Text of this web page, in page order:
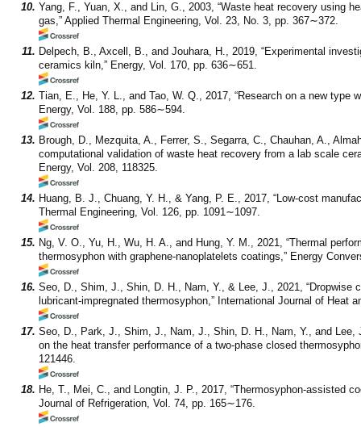
10. Yang, F., Yuan, X., and Lin, G., 2003, “Waste heat recovery using
gas,” Applied Thermal Engineering, Vol. 23, No. 3, pp. 367∼372.
11. Delpech, B., Axcell, B., and Jouhara, H., 2019, “Experimental
ceramics kiln,” Energy, Vol. 170, pp. 636∼651.
12. Tian, E., He, Y. L., and Tao, W. Q., 2017, “Research on a new type
Energy, Vol. 188, pp. 586∼594.
13. Brough, D., Mezquita, A., Ferrer, S., Segarra, C., Chauhan, A.,
computational validation of waste heat recovery from a lab scale
Energy, Vol. 208, 118325.
14. Huang, B. J., Chuang, Y. H., & Yang, P. E., 2017, “Low-cost
Thermal Engineering, Vol. 126, pp. 1091∼1097.
15. Ng, V. O., Yu, H., Wu, H. A., and Hung, Y. M., 2021, “Thermal
thermosyphon with graphene-nanoplatelets coatings,” Energy
16. Seo, D., Shim, J., Shin, D. H., Nam, Y., & Lee, J., 2021, “Dropwise
lubricant-impregnated thermosyphon,” International Journal of Heat
17. Seo, D., Park, J., Shim, J., Nam, J., Shin, D. H., Nam, Y., and
on the heat transfer performance of a two-phase closed
121446.
18. He, T., Mei, C., and Longtin, J. P., 2017, “Thermosyphon-assisted
Journal of Refrigeration, Vol. 74, pp. 165∼176.